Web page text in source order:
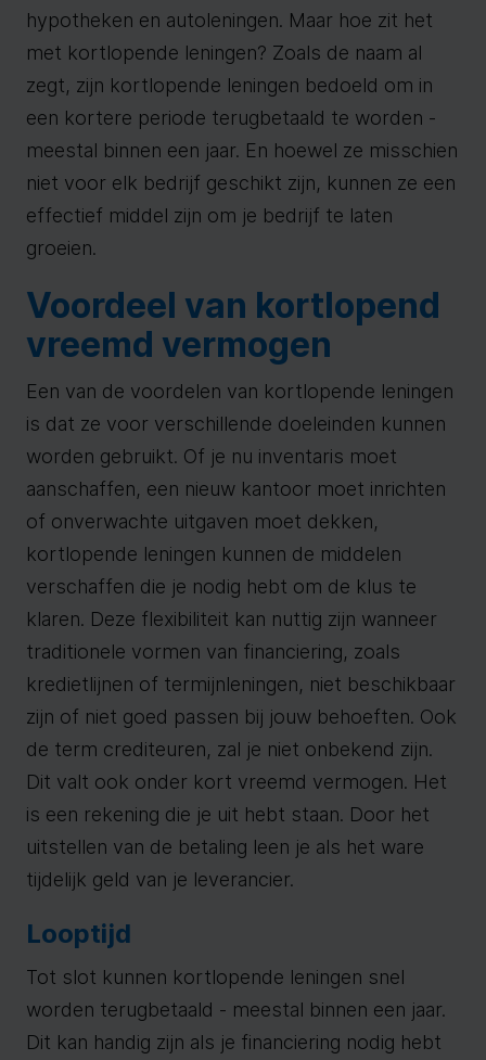
hypotheken en autoleningen. Maar hoe zit het
met kortlopende leningen? Zoals de naam al
zegt, zijn kortlopende leningen bedoeld om in
een kortere periode terugbetaald te worden -
meestal binnen een jaar. En hoewel ze misschien
niet voor elk bedrijf geschikt zijn, kunnen ze een
effectief middel zijn om je bedrijf te laten
groeien.
Voordeel van kortlopend
vreemd vermogen
Een van de voordelen van kortlopende leningen
is dat ze voor verschillende doeleinden kunnen
worden gebruikt. Of je nu inventaris moet
aanschaffen, een nieuw kantoor moet inrichten
of onverwachte uitgaven moet dekken,
kortlopende leningen kunnen de middelen
verschaffen die je nodig hebt om de klus te
klaren. Deze flexibiliteit kan nuttig zijn wanneer
traditionele vormen van financiering, zoals
kredietlijnen of termijnleningen, niet beschikbaar
zijn of niet goed passen bij jouw behoeften. Ook
de term crediteuren, zal je niet onbekend zijn.
Dit valt ook onder kort vreemd vermogen. Het
is een rekening die je uit hebt staan. Door het
uitstellen van de betaling leen je als het ware
tijdelijk geld van je leverancier.
Looptijd
Tot slot kunnen kortlopende leningen snel
worden terugbetaald - meestal binnen een jaar.
Dit kan handig zijn als je financiering nodig hebt